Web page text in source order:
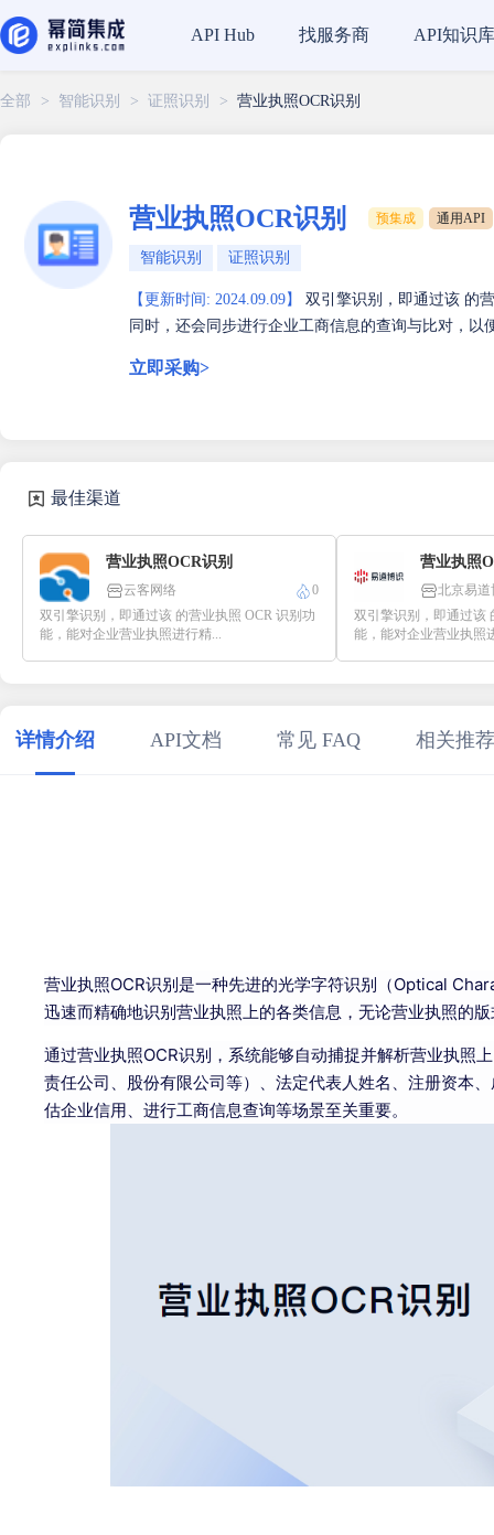
全部 > 智能识别 > 证照识别 > 营业执照OCR识别
营业执照OCR识别 预集成 通用API
智能识别 证照识别
【更新时间: 2024.09.09】
双引擎识别，即通过该 的
同时，还会同步进行企业工商信息的查询与比对，
立即采购>
最佳渠道
营业执照OCR识别
云客网络
0
双引擎识别，即通过该 的营业执照 OCR 识别功
能，能对企业营业执照进行精...
营业执照
北京易道
双引擎识别，即通过该
能，能对企业营业执照
详情介绍 API文档 常见 FAQ 相关推荐
营业执照OCR识别是一种先进的光学字符识别（Optical
迅速而精确地识别营业执照上的各类信息，无论营业执照的
通过营业执照OCR识别，系统能够自动捕捉并解析营业执照
责任公司、股份有限公司等）、法定代表人姓名、注册资本
估企业信用、进行工商信息查询等场景至关重要。
API Hub 找服务商 API知识库